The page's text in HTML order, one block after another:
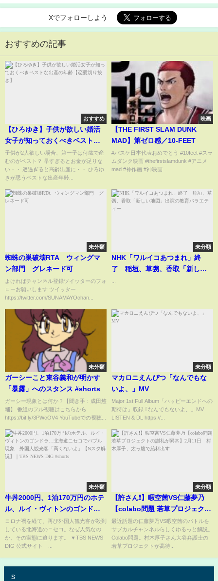
Xでフォローしよう
おすすめの記事
おすすめ
【ひろゆき】子供が欲しい婚活
女子が知っておくべきベストな
出産の年齢【恋愛切り抜き】
子供が2人欲しい場合、第一子は何歳で産
むのがベスト？ 早すぎるとお金が足りな
い・・ 遅過ぎると高齢出産に・・ ひろゆ
きが思うベストな出産年齢...
映画
【THE FIRST SLAM DUNK
MAD】第ゼロ感／10-FEET
#バスケ日本代表おめでとう #10feet #スラ
ムダンク映画 #thefirstslamdunk #アニメ
mad #神作画 #神映画...
未分類
蜘蛛の巣破壊RTA ウィングマ
ン部門 グレネード可
よければチャンネル登録ツイッターのフォ
ローお願いします ツイッター
https://twitter.com/SUNAMAYOchan...
未分類
NHK「ワルイコあつまれ」終
了 稲垣、草彅、香取「新しい
未分類
ガーシーこと東谷義和が明かす
「暴露」へのスタンス #shorts
ガーシー現象とは何か？【聞き手：成田悠
輔】 番組のフル視聴はこちらから
https://bit.ly/3PWcOV4 YouTubeでの視聴...
未分類
マカロニえんぴつ「なんでもな
いよ、」MV
Major 1st Full Album「ハッピーエンドへの
期待は」収録 ｢なんでもないよ、」MV
LISTEN & DL https://...
未分類
牛丼2000円、1泊170万円のホテ
ル、ルイ・ヴィトンのゴンド
ラ…北海道ニセコでバブル現
象 外国人観光客「高くない
よ」【Nスタ解説】｜TBS NEWS
コロナ禍を経て、再び外国人観光客が殺到
している北海道のニセコ。なぜ人気なの
か、その実態に迫ります。 ▼TBS NEWS
DIG 公式サイト ...
未分類
【許さん❗️】暇空茜VS仁藤夢乃
【colabo問題 若草プロジェクト
の謝礼が異常】2月11日 村木厚
子、太っ腹で給料出す
最近話題の仁藤夢乃VS暇空茜のバトルを
サブカルチャンネルらしくゆるっと解説。
Colabo問題。村木厚子さん大谷弁護士の
若草プロジェクトが高待...
s